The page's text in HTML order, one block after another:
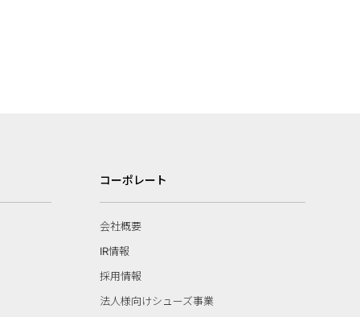
コーポレート
会社概要
IR情報
採用情報
法人様向けシューズ事業